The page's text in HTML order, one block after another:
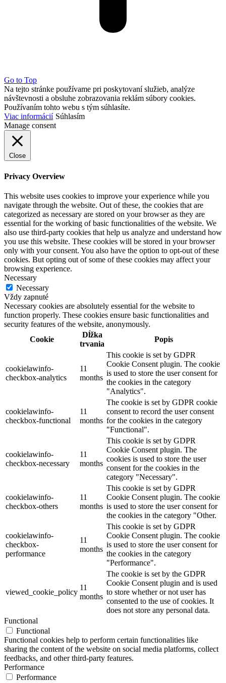
Go to Top
Na tejto stránke používame pri poskytovaní služieb, analýze
návštevnosti a obsluhe zobrazovania reklám súbory cookies.
Používaním tohto webu s tým súhlasíte.
Viac informácií Súhlasím
Manage consent
Close
Privacy Overview
This website uses cookies to improve your experience while you
navigate through the website. Out of these, the cookies that are
categorized as necessary are stored on your browser as they are
essential for the working of basic functionalities of the website. We
also use third-party cookies that help us analyze and understand how
you use this website. These cookies will be stored in your browser
only with your consent. You also have the option to opt-out of these
cookies. But opting out of some of these cookies may affect your
browsing experience.
Necessary
Necessary
Vždy zapnuté
Necessary cookies are absolutely essential for the website to
function properly. These cookies ensure basic functionalities and
security features of the website, anonymously.
Cookie
Dĺžka
trvania
Popis
cookielawinfo-
checkbox-analytics
11
months
This cookie is set by GDPR
Cookie Consent plugin. The cookie
is used to store the user consent for
the cookies in the category
"Analytics".
cookielawinfo-
checkbox-functional
11
months
The cookie is set by GDPR cookie
consent to record the user consent
for the cookies in the category
"Functional".
cookielawinfo-
checkbox-necessary
11
months
This cookie is set by GDPR
Cookie Consent plugin. The
cookies is used to store the user
consent for the cookies in the
category "Necessary".
cookielawinfo-
checkbox-others
11
months
This cookie is set by GDPR
Cookie Consent plugin. The cookie
is used to store the user consent for
the cookies in the category "Other.
cookielawinfo-
checkbox-
performance
11
months
This cookie is set by GDPR
Cookie Consent plugin. The cookie
is used to store the user consent for
the cookies in the category
"Performance".
viewed_cookie_policy
11
months
The cookie is set by the GDPR
Cookie Consent plugin and is used
to store whether or not user has
consented to the use of cookies. It
does not store any personal data.
Functional
Functional
Functional cookies help to perform certain functionalities like
sharing the content of the website on social media platforms, collect
feedbacks, and other third-party features.
Performance
Performance